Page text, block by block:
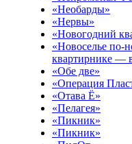
«Необарды»
«Нервы»
«Новогодний
«Новоселье по-
квартирнике —
«Обе две»
«Операция
«Отава Ё»
«Пелагея»
«Пикник»
«Пикник»